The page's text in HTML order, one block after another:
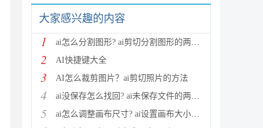
大家感兴趣的内容
1 ai怎么分割图形? ai剪切分割图形的两种教程
2 AI快捷键大全
3 AI怎么裁剪图片？ai剪切照片的方法
4 ai没保存怎么找回? ai未保存文件的两种找回方法
5 ai怎么调整画布尺寸? ai设置画布大小的两种方法